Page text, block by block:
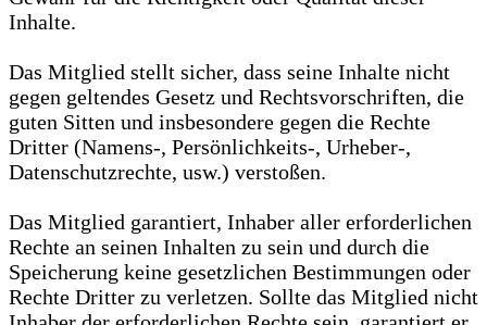
Inhalte.
Das Mitglied stellt sicher, dass seine Inhalte nicht
gegen geltendes Gesetz und Rechtsvorschriften, die
guten Sitten und insbesondere gegen die Rechte
Dritter (Namens-, Persönlichkeits-, Urheber-,
Datenschutzrechte, usw.) verstoßen.
Das Mitglied garantiert, Inhaber aller erforderlichen
Rechte an seinen Inhalten zu sein und durch die
Speicherung keine gesetzlichen Bestimmungen oder
Rechte Dritter zu verletzen. Sollte das Mitglied nicht